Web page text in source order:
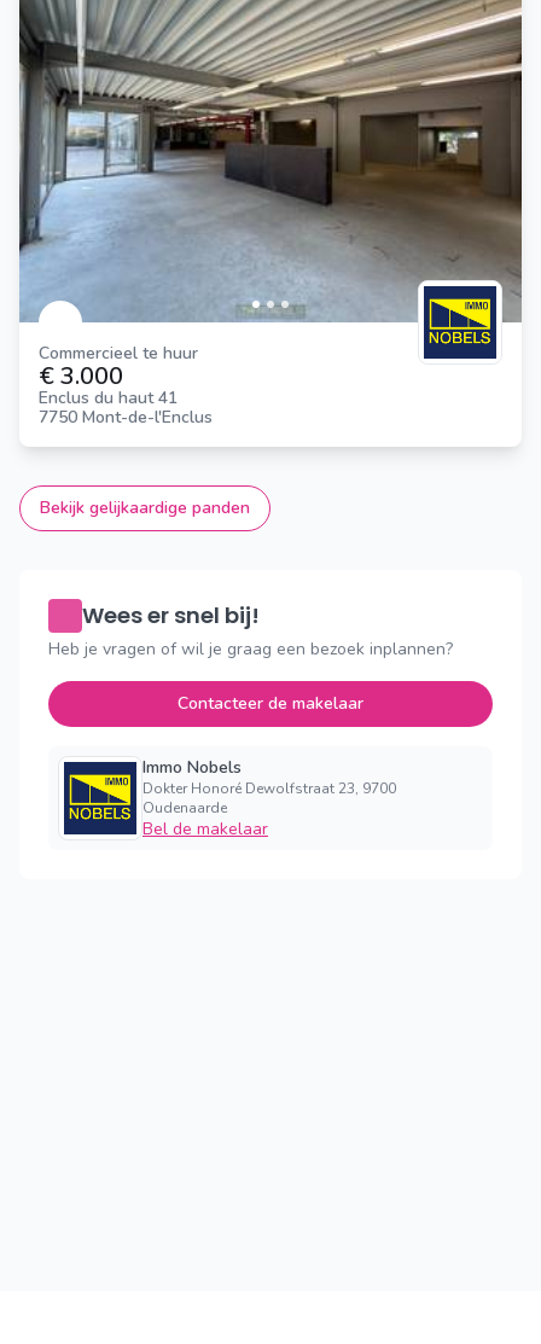
Commercieel te huur
€ 3.000
Enclus du haut 41
7750 Mont-de-l'Enclus
Bekijk gelijkaardige panden
Wees er snel bij!
Heb je vragen of wil je graag een bezoek inplannen?
Contacteer de makelaar
Immo Nobels
Dokter Honoré Dewolfstraat 23, 9700
Oudenaarde
Bel de makelaar